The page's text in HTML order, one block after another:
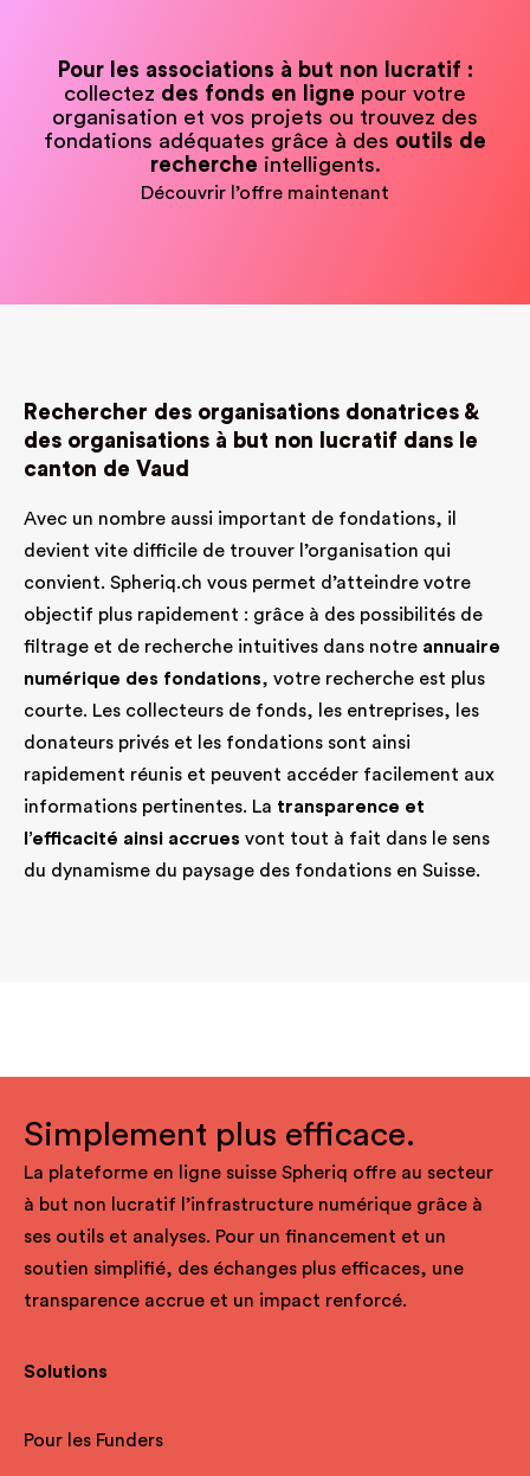
Pour les associations à but non lucratif :
collectez des fonds en ligne pour votre
organisation et vos projets ou trouvez des
fondations adéquates grâce à des outils de
recherche intelligents.
Découvrir l’offre maintenant
Rechercher des organisations donatrices &
des organisations à but non lucratif dans le
canton de Vaud
Avec un nombre aussi important de fondations, il
devient vite difficile de trouver l’organisation qui
convient. Spheriq.ch vous permet d’atteindre votre
objectif plus rapidement : grâce à des possibilités de
filtrage et de recherche intuitives dans notre annuaire
numérique des fondations, votre recherche est plus
courte. Les collecteurs de fonds, les entreprises, les
donateurs privés et les fondations sont ainsi
rapidement réunis et peuvent accéder facilement aux
informations pertinentes. La transparence et
l’efficacité ainsi accrues vont tout à fait dans le sens
du dynamisme du paysage des fondations en Suisse.
Simplement plus efficace.
La plateforme en ligne suisse Spheriq offre au secteur
à but non lucratif l’infrastructure numérique grâce à
ses outils et analyses. Pour un financement et un
soutien simplifié, des échanges plus efficaces, une
transparence accrue et un impact renforcé.
Solutions
Pour les Funders